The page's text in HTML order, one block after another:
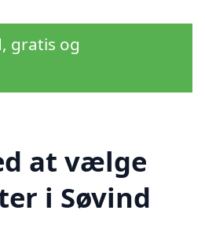
gratis og
at vælge
i Søvind